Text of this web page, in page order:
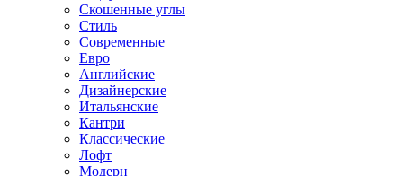
Скошенные углы
Стиль
Современные
Евро
Английские
Дизайнерские
Итальянские
Кантри
Классические
Лофт
Модерн